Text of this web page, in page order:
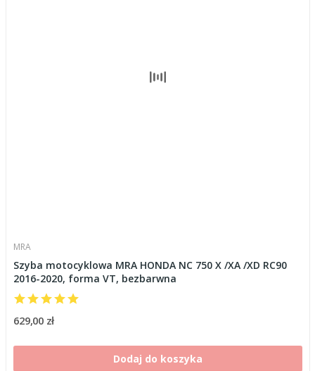
MRA
Szyba motocyklowa MRA HONDA NC 750 X /XA /XD RC90
2016-2020, forma VT, bezbarwna
629,00 zł
Dodaj do koszyka